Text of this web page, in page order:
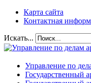
Карта сайта
Контактная
Искать...
Управление по
Государственный